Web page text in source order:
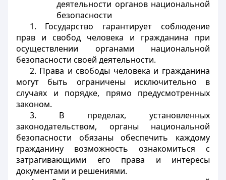
деятельности органов национальной
безопасности
1. Государство гарантирует соблюдение
прав и свобод человека и гражданина при
осуществлении органами национальной
безопасности своей деятельности.
2. Права и свободы человека и гражданина
могут быть ограничены исключительно в
случаях и порядке, прямо предусмотренных
законом.
3. В пределах, установленных
законодательством, органы национальной
безопасности обязаны обеспечить каждому
гражданину возможность ознакомиться с
затрагивающими его права и интересы
документами и решениями.